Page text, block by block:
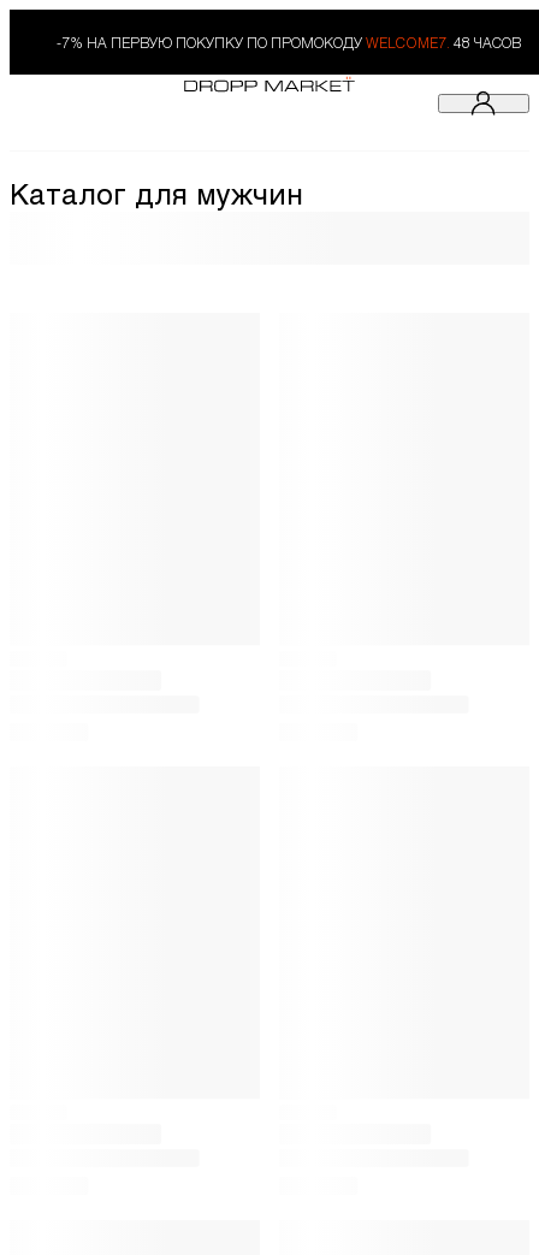
-7% НА ПЕРВУЮ ПОКУПКУ ПО ПРОМОКОДУ WELCOME7. 48 ЧАСОВ
Каталог для мужчин